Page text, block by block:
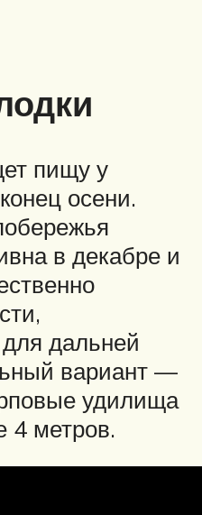
пищу у
осени.
в декабре и
дальней
вариант —
удилища
4 метров.